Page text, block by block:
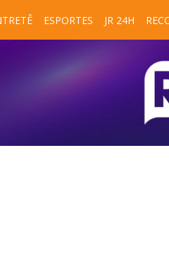
ESPORTES JR 24H